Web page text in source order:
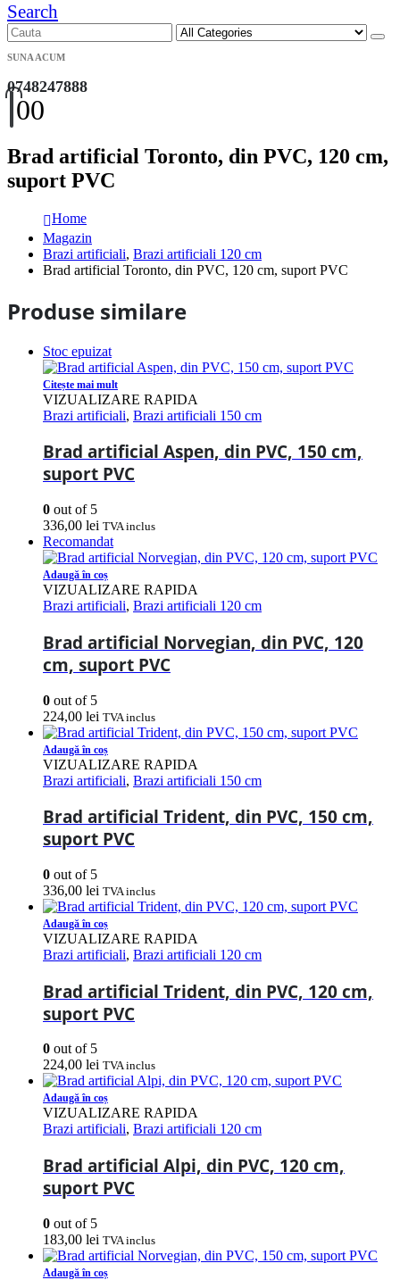
Search
SUNA ACUM
0748247888
00
Brad artificial Toronto, din PVC, 120 cm,
suport PVC
Home
Magazin
Brazi artificiali, Brazi artificiali 120 cm
Brad artificial Toronto, din PVC, 120 cm, suport PVC
Produse similare
Stoc epuizat
Citește mai mult
VIZUALIZARE RAPIDA
Brazi artificiali, Brazi artificiali 150 cm
Brad artificial Aspen, din PVC, 150 cm,
suport PVC
0 out of 5
336,00 lei TVA inclus
Recomandat
Adaugă în coș
VIZUALIZARE RAPIDA
Brazi artificiali, Brazi artificiali 120 cm
Brad artificial Norvegian, din PVC, 120
cm, suport PVC
0 out of 5
224,00 lei TVA inclus
Adaugă în coș
VIZUALIZARE RAPIDA
Brazi artificiali, Brazi artificiali 150 cm
Brad artificial Trident, din PVC, 150 cm,
suport PVC
0 out of 5
336,00 lei TVA inclus
Adaugă în coș
VIZUALIZARE RAPIDA
Brazi artificiali, Brazi artificiali 120 cm
Brad artificial Trident, din PVC, 120 cm,
suport PVC
0 out of 5
224,00 lei TVA inclus
Adaugă în coș
VIZUALIZARE RAPIDA
Brazi artificiali, Brazi artificiali 120 cm
Brad artificial Alpi, din PVC, 120 cm,
suport PVC
0 out of 5
183,00 lei TVA inclus
Adaugă în coș